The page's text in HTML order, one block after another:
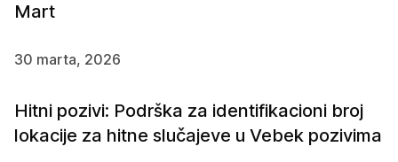
Mart
30 marta, 2026
Hitni pozivi: Podrška za identifikacioni broj
lokacije za hitne slučajeve u Vebek pozivima